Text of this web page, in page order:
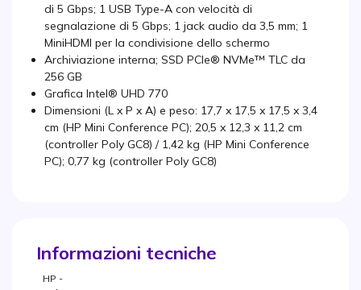
di 5 Gbps; 1 USB Type-A con velocità di
segnalazione di 5 Gbps; 1 jack audio da 3,5 mm; 1
MiniHDMI per la condivisione dello schermo
Archiviazione interna; SSD PCIe® NVMe™ TLC da
256 GB
Grafica Intel® UHD 770
Dimensioni (L x P x A) e peso: 17,7 x 17,5 x 17,5 x 3,4
cm (HP Mini Conference PC); 20,5 x 12,3 x 11,2 cm
(controller Poly GC8) / 1,42 kg (HP Mini Conference
PC); 0,77 kg (controller Poly GC8)
Informazioni tecniche
HP -